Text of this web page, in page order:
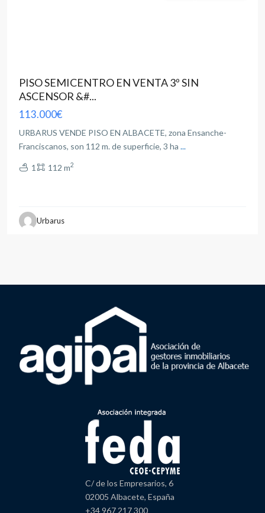
PISO SEMICENTRO EN VENTA 3º SIN
ASCENSOR &#...
113.000€
URBARUS VENDE PISO EN ALBACETE, zona Ensanche-
Franciscanos, son 112 m. de superficie, 3 ha ...
1 112 m2
Urbarus
C/ de los Empresarios, 6
02005 Albacete, España
+34 967 217 300